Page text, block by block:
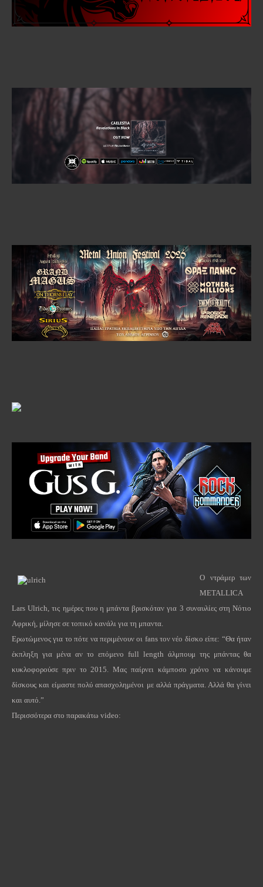
Ο ντράμερ των
METALLICA
Lars Ulrich , τις ημέρες που η μπάντα βρισκόταν για 3 συναυλίες στη Νότιο
Αφρική, μίλησε σε τοπικό κανάλι για τη μπαντα.
Ερωτώμενος για το πότε να περιμένουν οι fans τον νέο δίσκο είπε: “Θα ήταν
έκπληξη για μένα αν το επόμενο full length άλμπουμ της μπάντας θα
κυκλοφορούσε πριν το 2015. Μας παίρνει κάμποσο χρόνο να κάνουμε
δίσκους και είμαστε πολύ απασχολημένοι με αλλά πράγματα. Αλλά θα γίνει
και αυτό.”
Περισσότερα στο παρακάτω video: